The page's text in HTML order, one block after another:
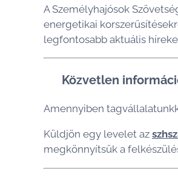
A Személyhajósok
energetikai
legfontosabb aktuális
📩 Közvetlen
Amennyiben
Küldjön egy levelet az
megkönnyítsük a